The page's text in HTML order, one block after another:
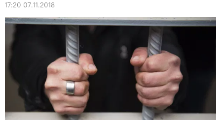
17:20 07.11.2018